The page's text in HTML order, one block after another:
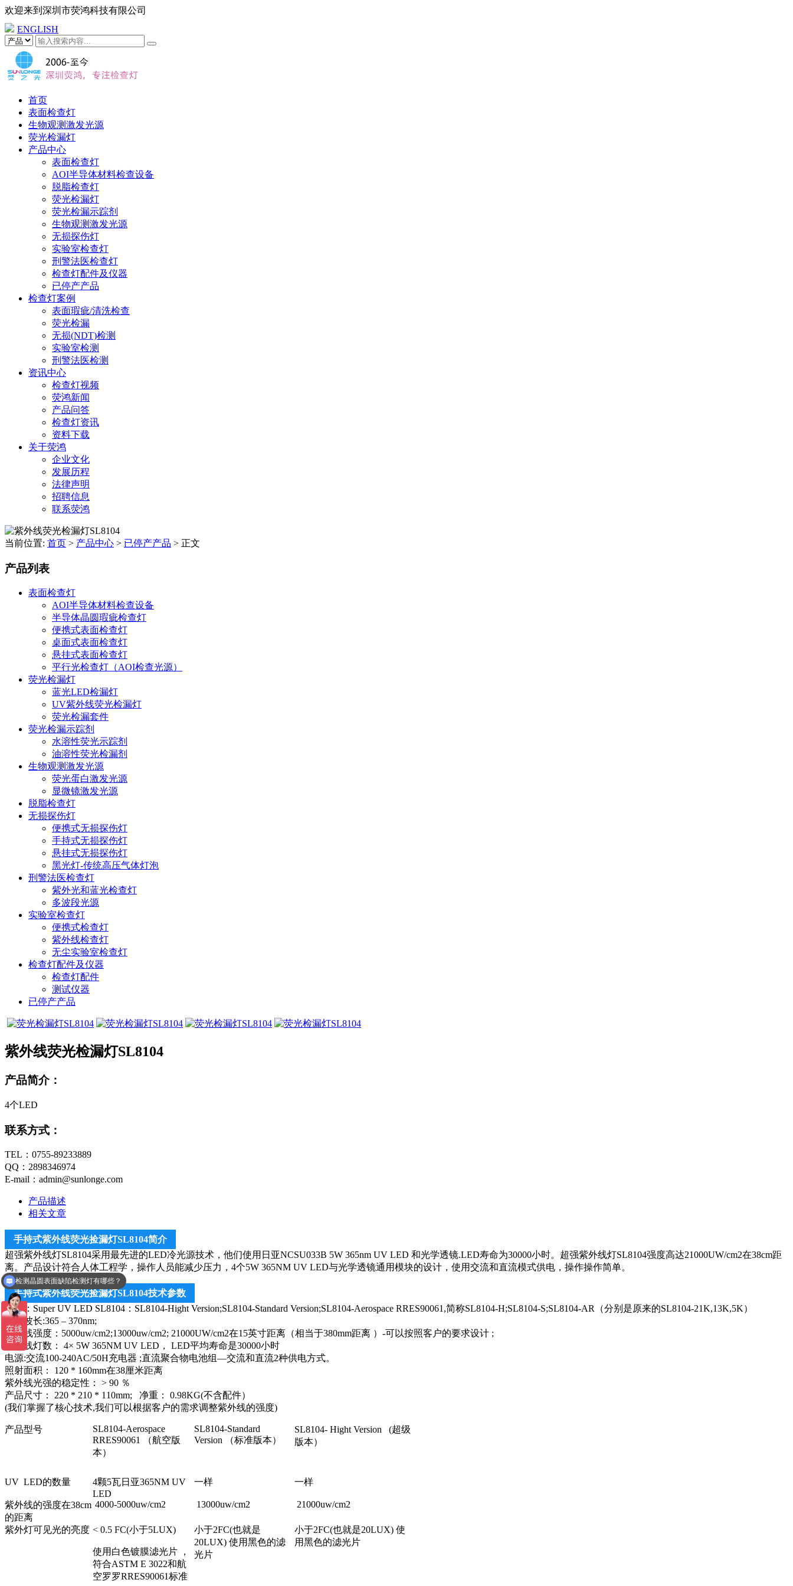
欢迎来到 深圳市荧鸿科技有限公司
ENGLISH
首页
表面检查灯
生物观测激发光源
荧光检漏灯
产品中心
表面检查灯
AOI半导体材料检查设备
脱脂检查灯
荧光检漏灯
荧光检漏示踪剂
生物观测激发光源
无损探伤灯
实验室检查灯
刑警法医检查灯
检查灯配件及仪器
已停产产品
检查灯案例
表面瑕疵/清洗检查
荧光检漏
无损(NDT)检测
实验室检测
刑警法医检测
资讯中心
检查灯视频
荧鸿新闻
产品问答
检查灯资讯
资料下载
关于荧鸿
企业文化
发展历程
法律声明
招聘信息
联系荧鸿
当前位置: 首页 > 产品中心 > 已停产产品 > 正文
产品列表
表面检查灯
AOI半导体材料检查设备
半导体晶圆瑕疵检查灯
便携式表面检查灯
桌面式表面检查灯
悬挂式表面检查灯
平行光检查灯（AOI检查光源）
荧光检漏灯
蓝光LED检漏灯
UV紫外线荧光检漏灯
荧光检漏套件
荧光检漏示踪剂
水溶性荧光示踪剂
油溶性荧光检漏剂
生物观测激发光源
荧光蛋白激发光源
显微镜激发光源
脱脂检查灯
无损探伤灯
便携式无损探伤灯
手持式无损探伤灯
悬挂式无损探伤灯
黑光灯-传统高压气体灯泡
刑警法医检查灯
紫外光和蓝光检查灯
多波段光源
实验室检查灯
便携式检查灯
紫外线检查灯
无尘实验室检查灯
检查灯配件及仪器
检查灯配件
测试仪器
已停产产品
紫外线荧光检漏灯SL8104
产品简介：
4个LED
联系方式：
TEL：0755-89233889
QQ：2898346974
E-mail：admin@sunlonge.com
产品描述
相关文章
手持式紫外线荧光捡漏灯SL8104简介
超强紫外线灯SL8104采用最先进的LED冷光源技术，他们使用日亚NCSU033B 5W 365nm UV LED 和光学透镜.LED寿命为30000小时。超强紫外线灯SL8104强度高达21000UW/cm2在38cm距
离。产品设计符合人体工程学，操作人员能减少压力，4个5W 365NM UV LED与光学透镜通用模块的设计，使用交流和直流模式供电，操作操作简单。
手持式紫外线荧光捡漏灯SL8104技术参数
型号：Super UV LED SL8104：SL8104-Hight Version;SL8104-Standard Version;SL8104-Aerospace RRES90061,简称SL8104-H;SL8104-S;SL8104-AR（分别是原来的SL8104-21K,13K,5K）
峰值波长:365 – 370nm;
紫外线强度：5000uw/cm2;13000uw/cm2; 21000UW/cm2在15英寸距离（相当于380mm距离 ）-可以按照客户的要求设计 ;
紫外线灯数： 4× 5W 365NM UV LED， LED平均寿命是30000小时
电源:交流100-240AC/50H充电器 ;直流聚合物电池组—交流和直流2种供电方式。
照射面积： 120 * 160mm在38厘米距离
紫外线光强的稳定性： > 90 ％
产品尺寸： 220 * 210 * 110mm; 净重： 0.98KG(不含配件）
(我们掌握了核心技术,我们可以根据客户的需求调整紫外线的强度)
产品型号
SL8104-Aerospace
RRES90061 （航空版
本）
SL8104-Standard
Version （标准版本）
SL8104- Hight Version (超级
版本）
UV LED的数量
4颗5瓦日亚365NM UV
LED
一样 一样
紫外线的强度在38cm
的距离
4000-5000uw/cm2 13000uw/cm2 21000uw/cm2
紫外灯可见光的亮度 < 0.5 FC(小于5LUX)
使用白色镀膜滤光片 ，
符合ASTM E 3022和航
空罗罗RRES90061标准
小于2FC(也就是
20LUX) 使用黑色的滤
光片
小于2FC(也就是20LUX) 使
用黑色的滤光片
检测晶圆表面缺陷检测灯有哪些？
有哪些荧光蛋白激发光源